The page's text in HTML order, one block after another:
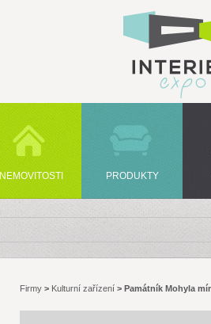
NEMOVITOSTI PRODUKTY
Firmy > Kulturní zařízení > Památník Mohyla